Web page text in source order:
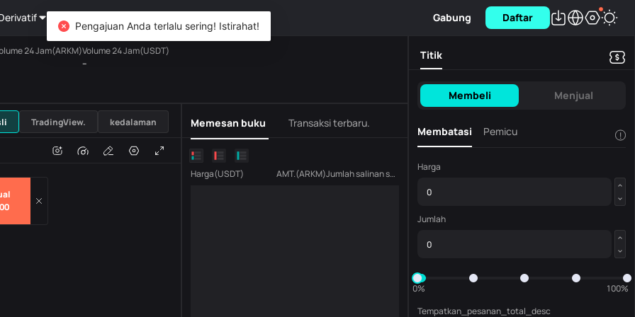
Kekayaan Gabung Daftar
24 Jam(ARKM)Volume 24 Jam(USDT)
--
USDT
Volume
TradingView. kedalaman Memesan buku Transaksi terbaru.
Harga(USDT) AMT.(ARKM) Jumlah salinan saat ini ARKM
Titik
Membeli Menjual
Membatasi Pemicu !
Harga
Jumlah
0%
100%
Tempatkan_pesanan_total_desc
Pengajuan Anda terlalu sering! Istirahat!